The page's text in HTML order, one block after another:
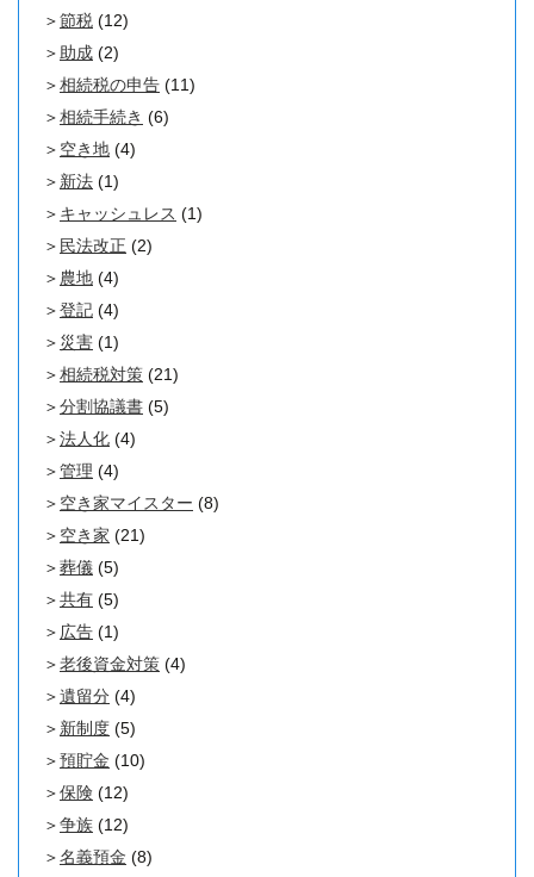
節税 (12)
助成 (2)
相続税の申告 (11)
相続手続き (6)
空き地 (4)
新法 (1)
キャッシュレス (1)
民法改正 (2)
農地 (4)
登記 (4)
災害 (1)
相続税対策 (21)
分割協議書 (5)
法人化 (4)
管理 (4)
空き家マイスター (8)
空き家 (21)
葬儀 (5)
共有 (5)
広告 (1)
老後資金対策 (4)
遺留分 (4)
新制度 (5)
預貯金 (10)
保険 (12)
争族 (12)
名義預金 (8)